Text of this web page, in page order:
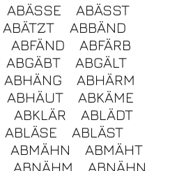
ABÄSSE
ABÄSST
ABÄTZT
ABBÄND
ABFÄND
ABFÄRB
ABGÄBT
ABGÄLT
ABHÄNG
ABHÄRM
ABHÄUT
ABKÄME
ABKLÄR
ABLÄDT
ABLÄSE
ABLÄST
ABMÄHN
ABMÄHT
ABNÄHM
ABNÄHN